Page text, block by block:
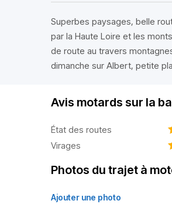
Superbes paysages, belle
par la Haute Loire et les
de route au travers
dimanche sur Albert, petite
Avis motards sur la
État des routes
Virages
Photos du trajet à
Ajouter une photo